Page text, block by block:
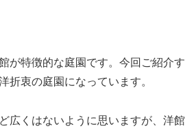
が特徴的な庭園です。今回ご紹介す
折衷の庭園になっています。
広くはないように思いますが、洋館